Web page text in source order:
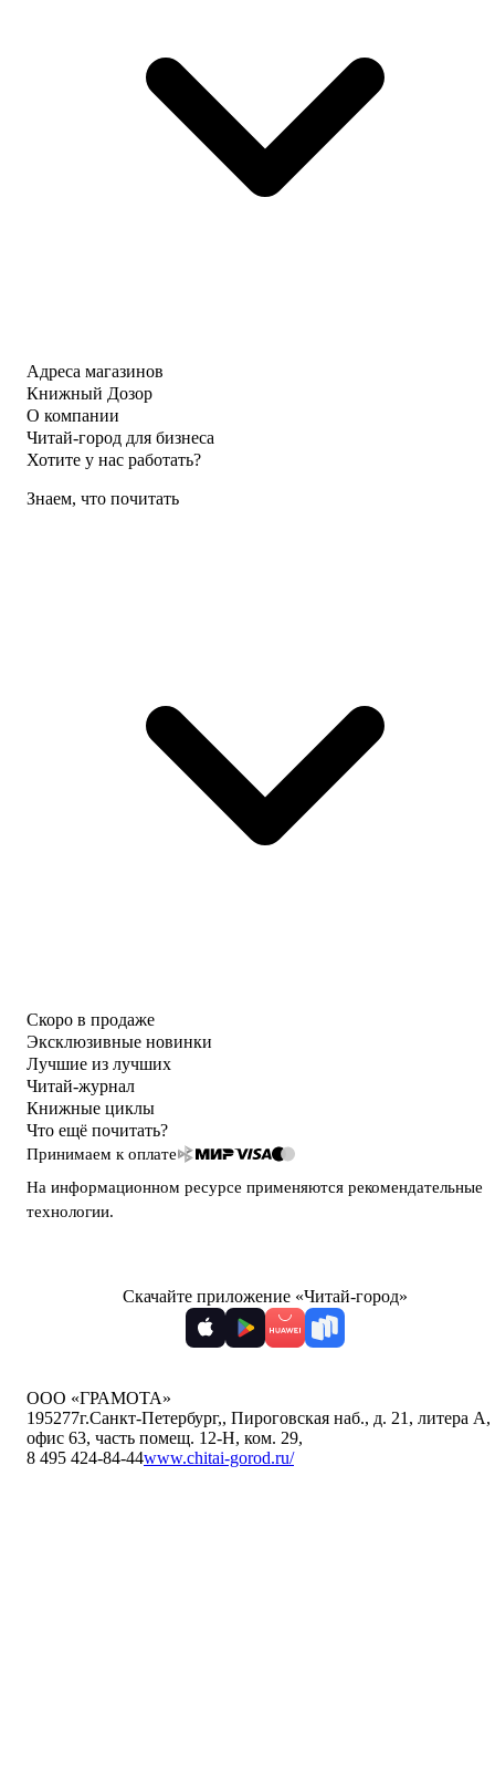
Адреса магазинов
Книжный Дозор
О компании
Читай-город для бизнеса
Хотите у нас работать?
Знаем, что почитать
Скоро в продаже
Эксклюзивные новинки
Лучшие из лучших
Читай-журнал
Книжные циклы
Что ещё почитать?
Принимаем к оплате
На информационном ресурсе применяются рекомендательные
технологии.
Скачайте приложение «Читай-город»
ООО «ГРАМОТА»
195277г.Санкт-Петербург,, Пироговская наб., д. 21, литера А,
офис 63, часть помещ. 12-Н, ком. 29,
8 495 424-84-44www.chitai-gorod.ru/